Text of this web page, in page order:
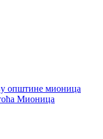
општине мионица
Мионица